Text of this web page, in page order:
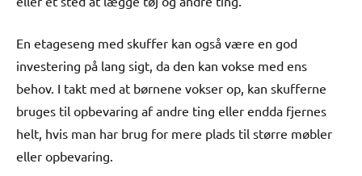
En etageseng med skuffer kan også være en god
investering på lang sigt, da den kan vokse med ens
behov. I takt med at børnene vokser op, kan skufferne
bruges til opbevaring af andre ting eller endda fjernes
helt, hvis man har brug for mere plads til større møbler
eller opbevaring.